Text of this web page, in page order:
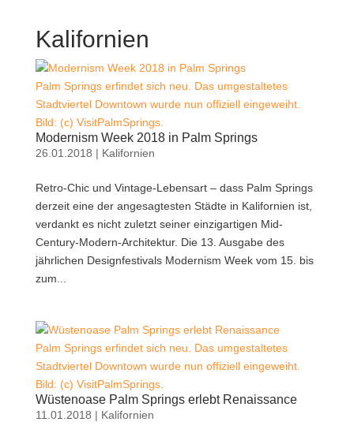
Kalifornien
Palm Springs erfindet sich neu. Das umgestaltetes
Stadtviertel Downtown wurde nun offiziell eingeweiht.
Bild: (c) VisitPalmSprings.
Modernism Week 2018 in Palm Springs
26.01.2018 | Kalifornien
Retro-Chic und Vintage-Lebensart – dass Palm Springs
derzeit eine der angesagtesten Städte in Kalifornien ist,
verdankt es nicht zuletzt seiner einzigartigen Mid-
Century-Modern-Architektur. Die 13. Ausgabe des
jährlichen Designfestivals Modernism Week vom 15. bis
zum...
Palm Springs erfindet sich neu. Das umgestaltetes
Stadtviertel Downtown wurde nun offiziell eingeweiht.
Bild: (c) VisitPalmSprings.
Wüstenoase Palm Springs erlebt Renaissance
11.01.2018 | Kalifornien